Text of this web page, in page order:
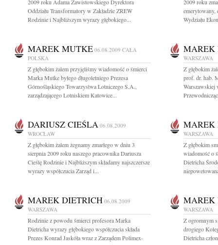
2009 roku Adama Zawistowskiego Dyrektora
Oddziału Transformatory w Zakładzie ZREW
Rodzinie i Najbliższym wyrazy głębokiego...
2009 roku
emerytowany,
Wydziału
MAREK MUTKE 06.08.2009 CAŁA
POLSKA
Z głębokim żalem przyjęliśmy wiadomość o śmierci
Marka Mutke byłego długoletniego Prezesa
Górnośląskiego Towarzystwa Lotniczego S.A.,
zarządzającego Lotniskiem Katowice...
MAREK
WARSZAWA
Z głębokim
prof. dr. hab.
Warszawskiej
DARIUSZ CIEŚLA 06.08.2009
WROCŁAW
Z głębokim żalem żegnamy zmarłego w dniu 3
sierpnia 2009 roku naszego pracownika Dariusza
Cieślę Rodzinie i Najbliższym składamy najszczersze
wyrazy współczucia Zarząd i...
MAREK
WARSZAWA
Z głębokim
wiadomość o
Dietricha
MAREK DIETRICH 06.08.2009
WARSZAWA
Rodzinie z powodu śmierci profesora Marka
Dietricha wyrazy głębokiego współczucia składa
Prezes Konrad Jaskóła wraz z Zarządem Polimex-
MAREK
WARSZAWA
Z ogromnym
drogiego
Dietricha